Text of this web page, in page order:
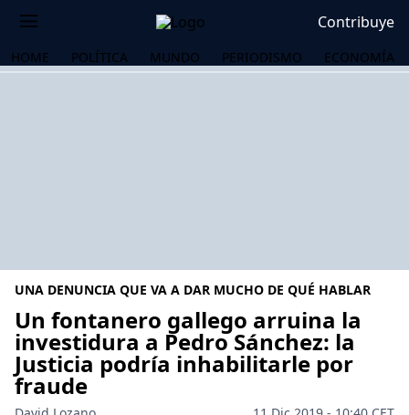
Contribuye
HOME POLÍTICA MUNDO PERIODISMO ECONOMÍA
UNA DENUNCIA QUE VA A DAR MUCHO DE QUÉ HABLAR
Un fontanero gallego arruina la
investidura a Pedro Sánchez: la
Justicia podría inhabilitarle por
fraude